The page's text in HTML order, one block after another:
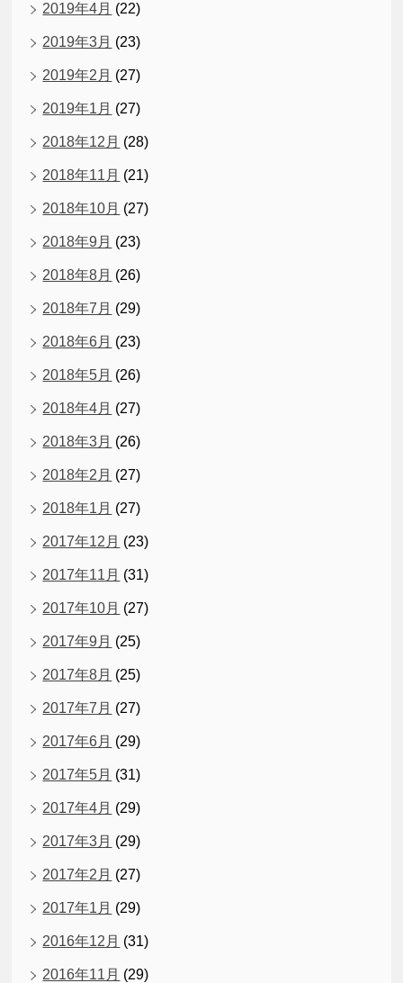
2019年4月 (22)
2019年3月 (23)
2019年2月 (27)
2019年1月 (27)
2018年12月 (28)
2018年11月 (21)
2018年10月 (27)
2018年9月 (23)
2018年8月 (26)
2018年7月 (29)
2018年6月 (23)
2018年5月 (26)
2018年4月 (27)
2018年3月 (26)
2018年2月 (27)
2018年1月 (27)
2017年12月 (23)
2017年11月 (31)
2017年10月 (27)
2017年9月 (25)
2017年8月 (25)
2017年7月 (27)
2017年6月 (29)
2017年5月 (31)
2017年4月 (29)
2017年3月 (29)
2017年2月 (27)
2017年1月 (29)
2016年12月 (31)
2016年11月 (29)